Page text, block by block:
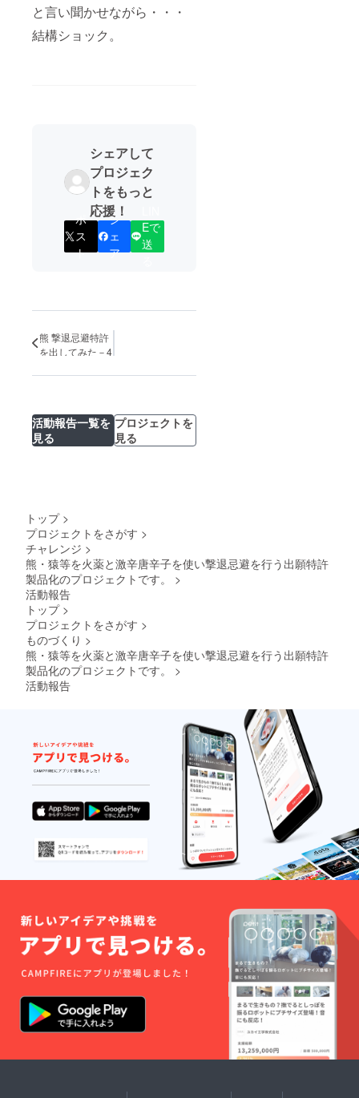
と言い聞かせながら・・・
結構ショック。
シェアして
プロジェク
トをもっと
応援！
ポ
ス
ト
シ
ェ
ア
Eで
送
熊 撃退忌避特許
を出してみた－4
活動報告一覧を
見る
プロジェクトを
見る
トップ >
プロジェクトをさがす >
チャレンジ >
熊・猿等を火薬と激辛唐辛子を使い撃退忌避を行う出願特許
製品化のプロジェクトです。
>
活動報告
トップ >
プロジェクトをさがす >
ものづくり >
熊・猿等を火薬と激辛唐辛子を使い撃退忌避を行う出願特許
製品化のプロジェクトです。
>
活動報告